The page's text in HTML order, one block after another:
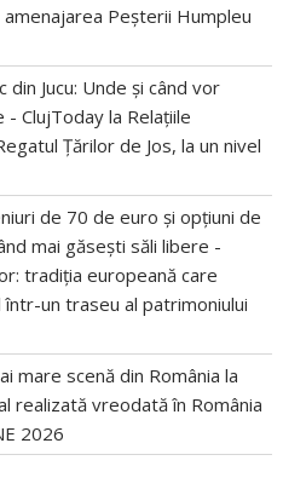
Peșterii Humpleu
Jucu: Unde și când vor
- ClujToday la Relațiile
Țărilor de Jos, la un nivel
de 70 de euro și opțiuni de
mai găsești săli libere -
tradiția europeană care
un traseu al patrimoniului
mare scenă din România la
realizată vreodată în România
2026